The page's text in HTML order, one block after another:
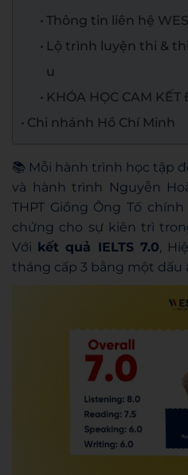
Thông tin liên hệ
Lộ trình luyện thi &
u
KHÓA HỌC CAM KẾT
Chi nhánh Hồ Chí Minh
📚 Mỗi hành trình học tập
và hành trình Nguyễn
THPT Giồng Ông Tố
chứng cho sự kiên trì
Với kết quả IELTS 7.0,
tháng cấp 3 bằng một dấu